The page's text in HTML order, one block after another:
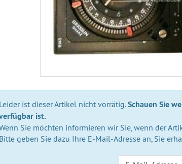
Leider ist dieser Artikel nicht vorrätig.Schauen Sie
ist.
Sie möchten informieren wir Sie, wenn der
Bitte geben Sie dazu Ihre E-Mail-Adresse an, Sie